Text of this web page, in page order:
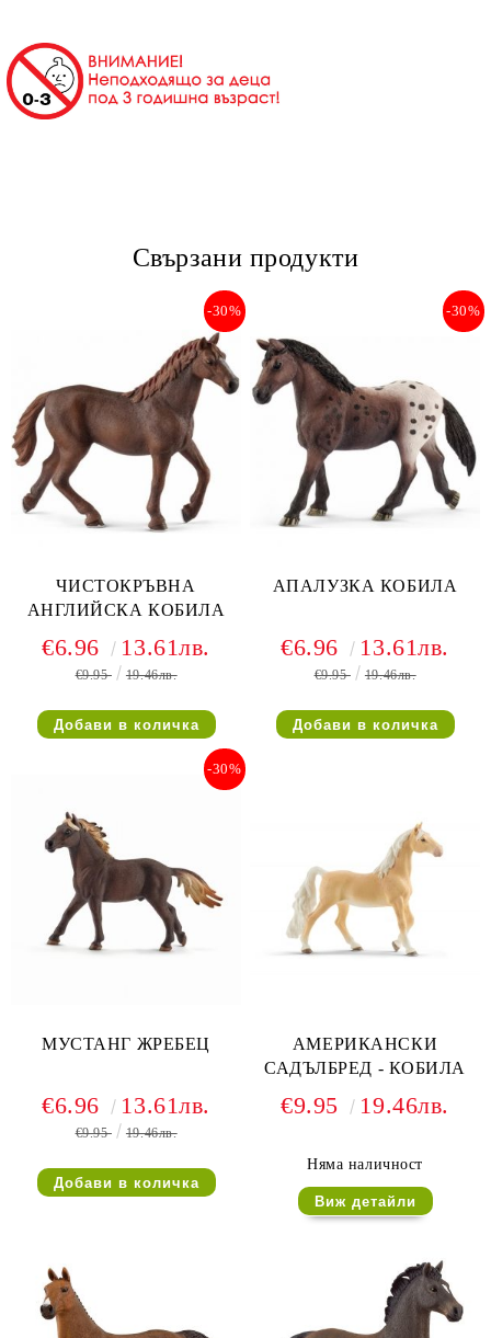
Свързани продукти
ЧИСТОКРЪВНА
АНГЛИЙСКА КОБИЛА
-30%
€6.96 13.61лв.
€9.95 19.46лв.
АПАЛУЗКА КОБИЛА
-30%
€6.96 13.61лв.
€9.95 19.46лв.
МУСТАНГ ЖРЕБЕЦ
-30%
€6.96 13.61лв.
€9.95 19.46лв.
АМЕРИКАНСКИ
САДЪЛБРЕД - КОБИЛА
€9.95 19.46лв.
Няма наличност
Виж детайли